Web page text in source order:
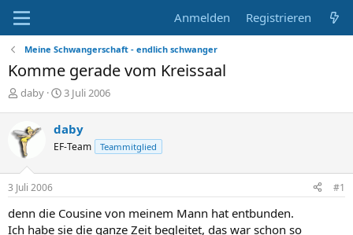
Anmelden Registrieren
Meine Schwangerschaft - endlich schwanger
Komme gerade vom Kreissaal
E
t
e
l
e
daby
E
t
e
l
m
3 Juli 2006
daby
EF-Team Teammitglied
3 Juli 2006 #1
denn die Cousine von meinem Mann hat entbunden.
Ich habe sie die ganze Zeit begleitet, das war schon so